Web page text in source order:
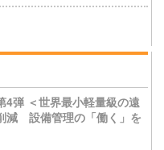
4弾 ＜世界最小軽量級の遠
減 設備管理の「働く」を